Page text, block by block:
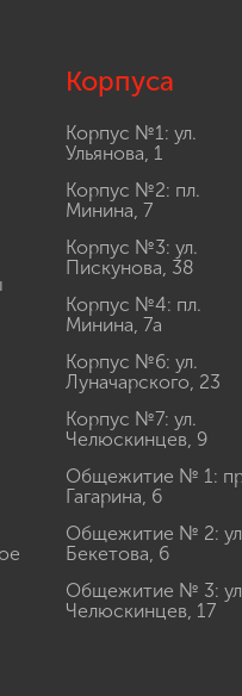
Корпуса
Корпус №1: ул.
Ульянова, 1
Корпус №2: пл.
Минина, 7
Корпус №3: ул.
Пискунова, 38
Корпус №4: пл.
Минина, 7а
Корпус №6: ул.
Луначарского, 23
Корпус №7: ул.
Челюскинцев, 9
Общежитие № 1:
Гагарина, 6
Общежитие № 2:
Бекетова, 6
Общежитие № 3:
Челюскинцев, 17